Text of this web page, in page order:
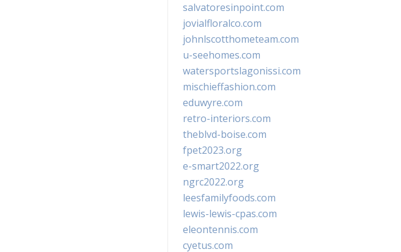
salvatoresinpoint.com
jovialfloralco.com
johnlscotthometeam.com
u-seehomes.com
watersportslagonissi.com
mischieffashion.com
eduwyre.com
retro-interiors.com
theblvd-boise.com
fpet2023.org
e-smart2022.org
ngrc2022.org
leesfamilyfoods.com
lewis-lewis-cpas.com
eleontennis.com
cyetus.com